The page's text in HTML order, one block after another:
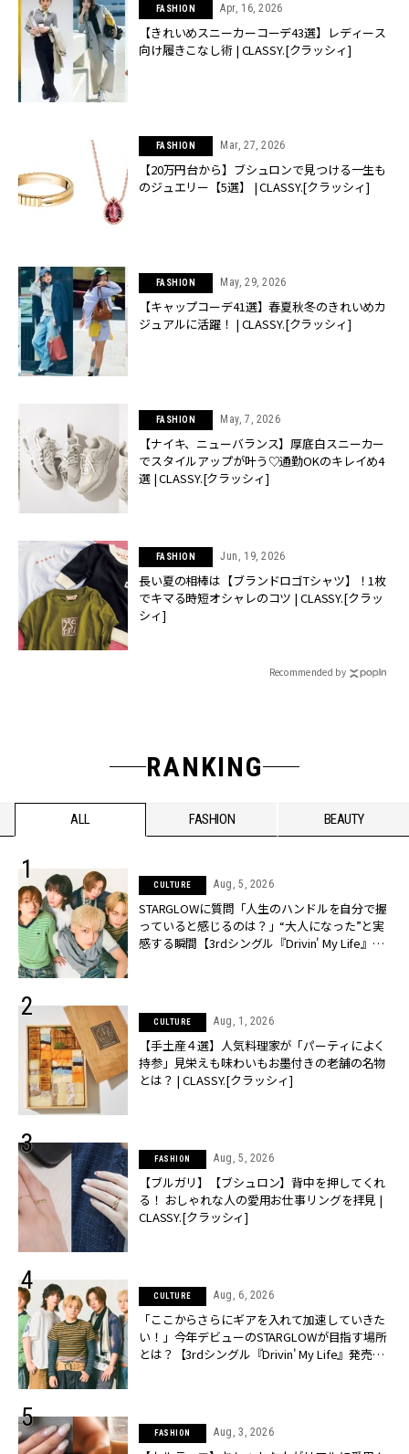
FASHION Apr, 16, 2026
【きれいめスニーカーコーデ43選】レディース
向け履きこなし術 | CLASSY.[クラッシィ]
FASHION Mar, 27, 2026
【20万円台から】ブシュロンで見つける一生も
のジュエリー【5選】 | CLASSY.[クラッシィ]
FASHION May, 29, 2026
【キャップコーデ41選】春夏秋冬のきれいめカ
ジュアルに活躍！ | CLASSY.[クラッシィ]
FASHION May, 7, 2026
【ナイキ、ニューバランス】厚底白スニーカー
でスタイルアップが叶う♡通勤OKのキレイめ4
選 | CLASSY.[クラッシィ]
FASHION Jun, 19, 2026
長い夏の相棒は【ブランドロゴTシャツ】！1枚
でキマる時短オシャレのコツ | CLASSY.[クラッ
シィ]
Recommended by
RANKING
ALL FASHION BEAUTY
CULTURE Aug, 5, 2026
STARGLOWに質問「人生のハンドルを自分で握
っていると感じるのは？」“大️人になった”と実
感する瞬間【3rdシングル『Drivin' My Life』発
CULTURE Aug, 1, 2026
【手土産４選】人気料理家が「パーティによく
持参」見栄えも味わいもお墨付きの老舗の名物
とは？ | CLASSY.[クラッシィ]
FASHION Aug, 5, 2026
【ブルガリ】【ブシュロン】背中を押してくれ
る！ おしゃれな人の愛用お仕事リングを拝見 |
CLASSY.[クラッシィ]
CULTURE Aug, 6, 2026
「ここからさらにギアを入れて加速していきた
い！」今年デビューのSTARGLOWが目指す場所
とは？【3rdシングル『Drivin' My Life』発売】 |
FASHION Aug, 3, 2026